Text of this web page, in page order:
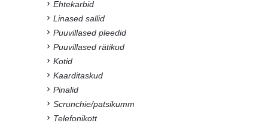
Ehtekarbid
Linased sallid
Puuvillased pleedid
Puuvillased rätikud
Kotid
Kaarditaskud
Pinalid
Scrunchie/patsikumm
Telefonikott